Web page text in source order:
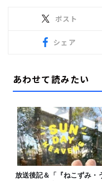
ポスト
シェア
あわせて読みたい
放送後記＆「『ねこずみ・